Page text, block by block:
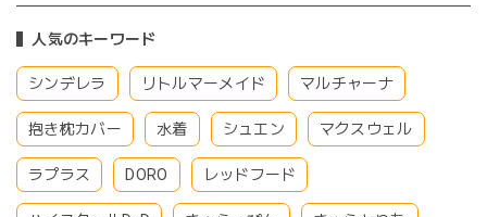
人気のキーワード
シンデレラ リトルマーメイド マルチャーナ
抱き枕カバー 水着 シュエン マクスウェル
ラプラス DORO レッドフード